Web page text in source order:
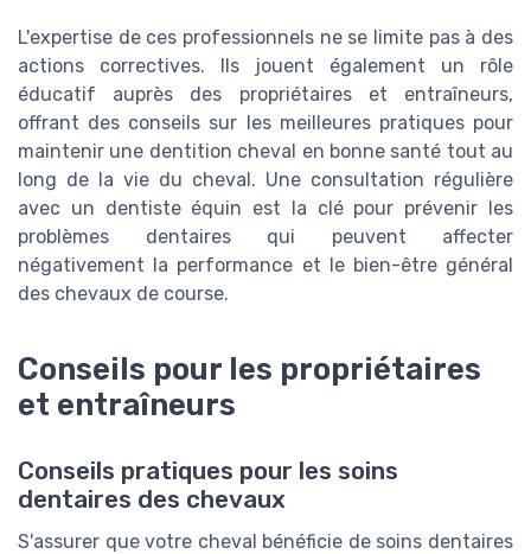
L'expertise de ces professionnels ne se limite pas à des
actions correctives. Ils jouent également un rôle
éducatif auprès des propriétaires et entraîneurs,
offrant des conseils sur les meilleures pratiques pour
maintenir une dentition cheval en bonne santé tout au
long de la vie du cheval. Une consultation régulière
avec un dentiste équin est la clé pour prévenir les
problèmes dentaires qui peuvent affecter
négativement la performance et le bien-être général
des chevaux de course.
Conseils pour les propriétaires
et entraîneurs
Conseils pratiques pour les soins
dentaires des chevaux
S'assurer que votre cheval bénéficie de soins dentaires